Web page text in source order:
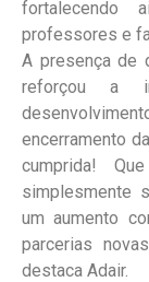
fortalecendo
professores e
A presença de
reforçou a
encerramento
cumprida!
simplesmente
um aumento
parcerias
destaca Adair.